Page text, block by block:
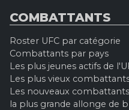
COMBATTANTS
Roster UFC par catégorie
Combattants par pays
Les plus jeunes actifs de
Les plus vieux
Les nouveaux combattants
la plus grande allonge de